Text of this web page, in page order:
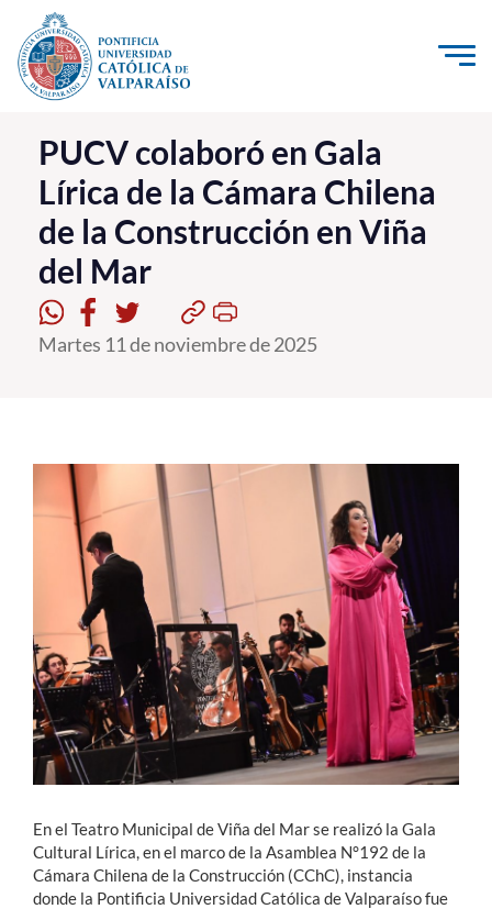
Click acá para ir directamente al contenido
La Universidad
Investigación, Creación e Innovación
PUCV Internacional
Vinculación con el Medio
Admisión
Formación Continua
Estudiantes
Académicos
Funcionarios
Alumni
English
PUCV colaboró en Gala
Lírica de la Cámara Chilena
de la Construcción en Viña
del Mar
Martes 11 de noviembre de 2025
En el Teatro Municipal de Viña del Mar se realizó la Gala
Cultural Lírica, en el marco de la Asamblea N°192 de la
Cámara Chilena de la Construcción (CChC), instancia
donde la Pontificia Universidad Católica de Valparaíso fue